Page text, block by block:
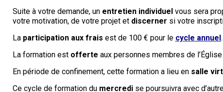
Suite à votre demande, un entretien individuelvous sera
votre motivation, de votre projet et discerner si votre
La participation aux frais est de 100 € pour le cycle annuel.
La formation est offerte aux personnes membres de
En période de confinement, cette formation a lieu en salle
Ce cycle de formation du mercredise poursuivra avec